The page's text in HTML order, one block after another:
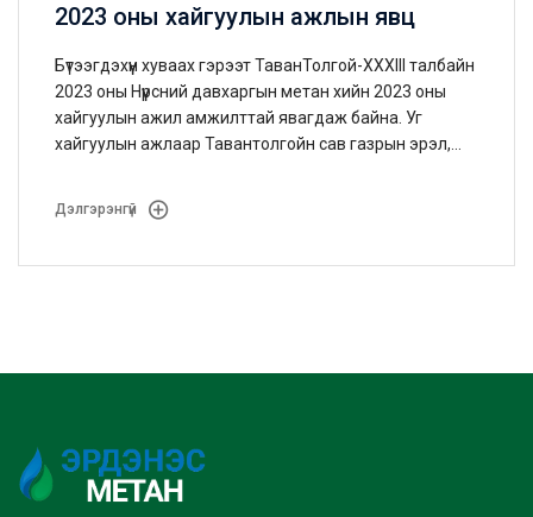
2023 оны хайгуулын ажлын явц
Бүтээгдэхүүн хуваах гэрээт ТаванТолгой-XXXIII талбайн
2023 оны Нүүрсний давхаргын метан хийн 2023 оны
хайгуулын ажил амжилттай явагдаж байна. Уг
хайгуулын ажлаар Тавантолгойн сав газрын эрэл,
ажиглалтын ажил гүйцэтгэхээр төлөвлөсөн.
Дэлгэрэнгүй